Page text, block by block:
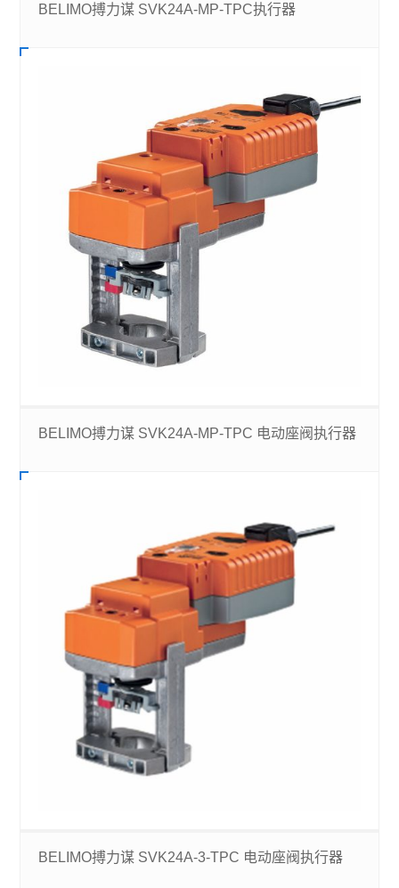
BELIMO搏力谋 SVK24A-MP-TPC执行器
BELIMO搏力谋 SVK24A-MP-TPC 电动座阀执行器
BELIMO搏力谋 SVK24A-3-TPC 电动座阀执行器